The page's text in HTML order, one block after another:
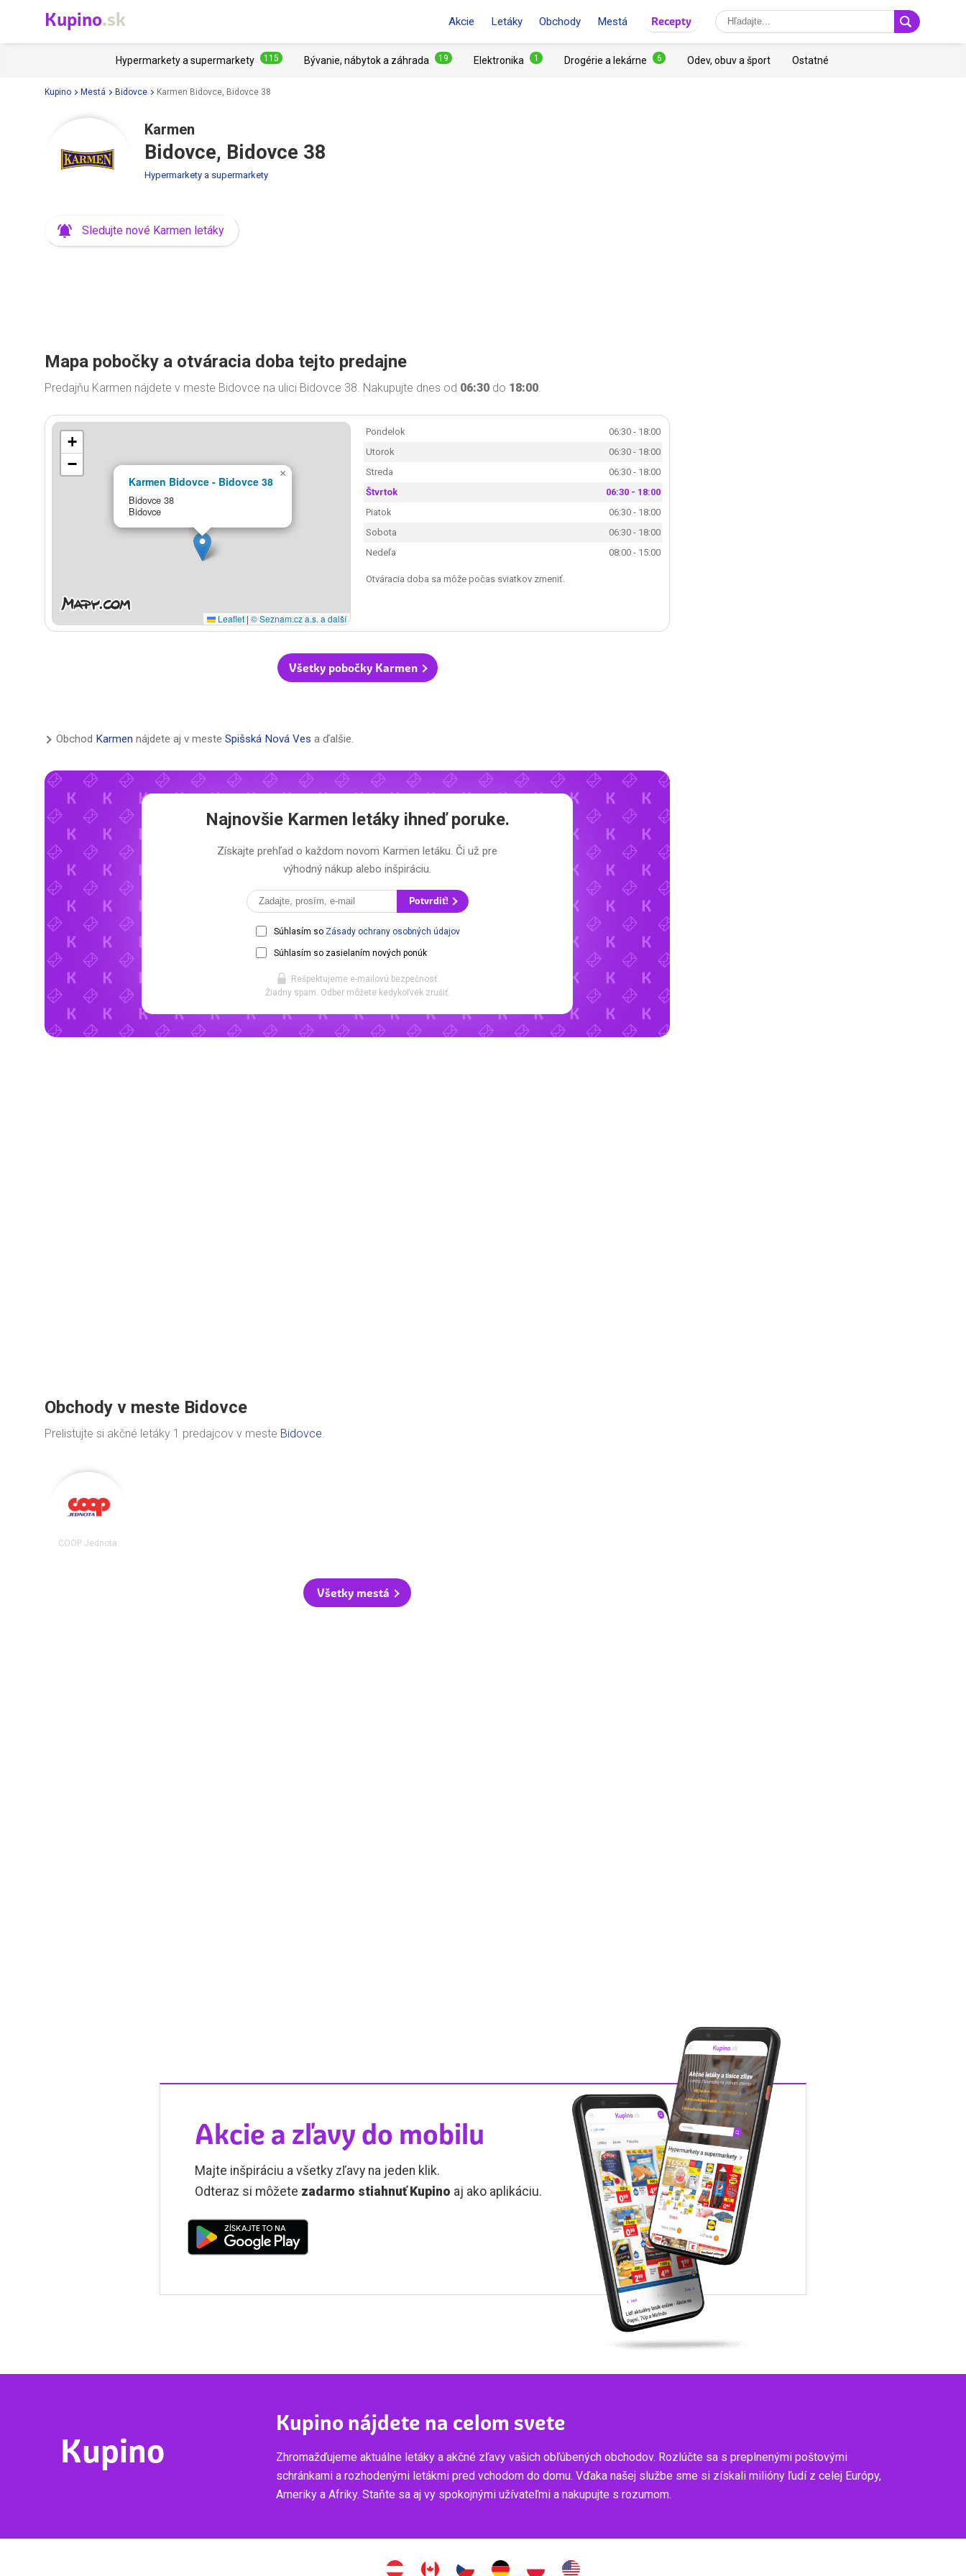
Kupino.sk Akcie Letáky Obchody Mestá Recepty
Hypermarkety a supermarkety 115 Bývanie, nábytok a záhrada 19 Elektronika 1 Drogérie a lekárne 6 Odev, obuv a šport Ostatné
Kupino Mestá Bidovce Karmen Bidovce, Bidovce 38
Karmen
Bidovce, Bidovce 38
Hypermarkety a supermarkety
Sledujte nové Karmen letáky
Mapa pobočky a otváracia doba tejto predajne
Predajňu Karmen nájdete v meste Bidovce na ulici Bidovce 38. Nakupujte dnes od 06:30 do 18:00.
Karmen Bidovce - Bidovce 38
Bidovce 38
Bidovce
×
+
−
Leaflet | © Seznam.cz a.s. a další
Pondelok
06:30 - 18:00
Utorok
06:30 - 18:00
Streda
06:30 - 18:00
Štvrtok
06:30 - 18:00
Piatok
06:30 - 18:00
Sobota
06:30 - 18:00
Nedeľa
08:00 - 15:00
Otváracia doba sa môže počas sviatkov zmeniť.
Všetky pobočky Karmen
Obchod Karmen nájdete aj v meste Spišská Nová Ves a ďalšie.
Najnovšie Karmen letákyihneď poruke.
Získajte prehľad o každom novom Karmen letáku. Či už pre
výhodný nákup alebo inšpiráciu.
Potvrdiť!
Súhlasím so Zásady ochrany osobných údajov
Súhlasím so zasielaním nových ponúk
Rešpektujeme e-mailovú bezpečnosť.
Žiadny spam. Odber môžete kedykoľvek zrušiť.
Obchody v meste Bidovce
Prelistujte si akčné letáky 1 predajcov v meste Bidovce.
COOP Jednota
Všetky mestá
Akcie a zľavy do mobilu
Majte inšpiráciu a všetky zľavy na jeden klik.
Odteraz si môžete zadarmo stiahnuť Kupino aj ako aplikáciu.
Kupino
Kupino nájdete na celom svete
Zhromažďujeme aktuálne letáky a akčné zľavy vašich obľúbených obchodov. Rozlúčte sa s preplnenými poštovými
schránkami a rozhodenými letákmi pred vchodom do domu. Vďaka našej službe sme si získali milióny ľudí z celej Európy,
Ameriky a Afriky. Staňte sa aj vy spokojnými užívateľmi a nakupujte s rozumom.